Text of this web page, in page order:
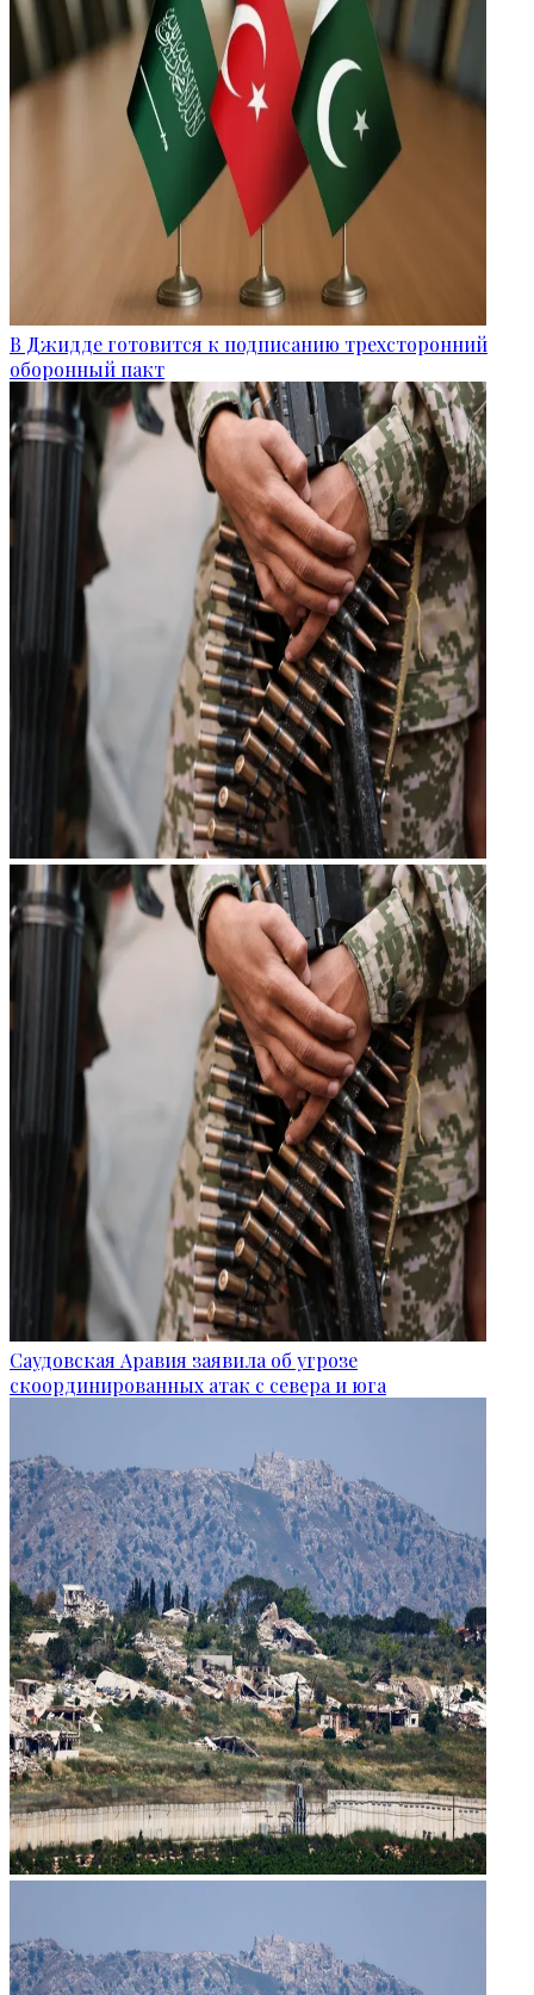
В Джидде готовится к подписанию трехсторонний
оборонный пакт
Саудовская Аравия заявила об угрозе
скоординированных атак с севера и юга